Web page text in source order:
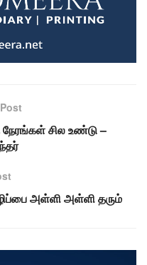
நேரங்கள் சில உண்டு –
அள்ளி அள்ளி தரும்